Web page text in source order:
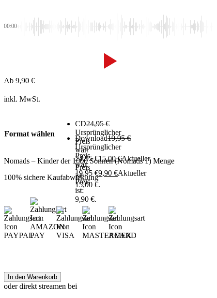
00:00
Ab 9,90 €
inkl. MwSt.
Format wählen
CD24,95€
Ursprünglicher
Preis
war:
24,95 €15,00€Aktueller
Preis
ist:
15,00 €.
Download19,95€
Ursprünglicher
Preis
war:
19,95 €9,90 €Aktueller
Preis
ist:
9,90 €.
Nomads – Kinder der 1000 Sonnen (Nomads 1) Menge
100% sichere Kaufabwicklung
In den Warenkorb
oder direkt streamen bei